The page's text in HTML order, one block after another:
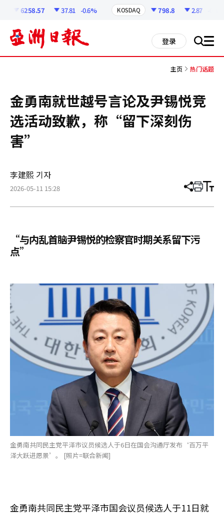
6258.57 37.81 -0.6% KOSDAQ 798.8 2.87
登录 搜 all
主页 热门话题
金勇南就世越号言论及尹锡悦竞
选活动致歉，称“留下深刻伤
害”
李建熙 기자
2026-05-11 15:28 分
章
打 调
小
“与内乱首脑尹锡悦的检察官时期关系留下污
点”
金勇南共同民主党平泽市议员候选人于6日在国会沟通厅发布‘百万平
泽大跃进愿景’。 [照片=联合新闻]
金勇南共同民主党平泽市国会议员候选人于11日就